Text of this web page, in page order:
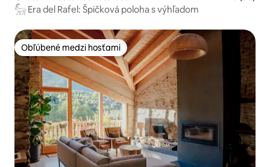
𓃵 Era del Rafel: Špičková poloha s výhľadom
Obľúbené medzi hosťami
Obľúbené medzi hosťami